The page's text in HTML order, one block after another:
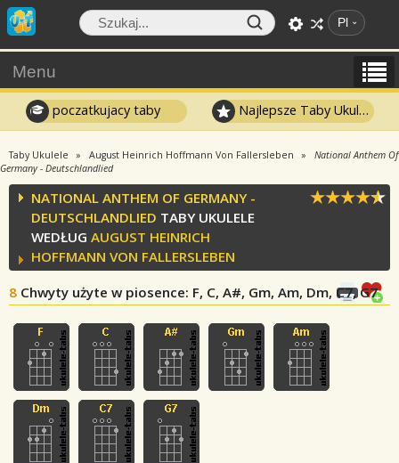
Pl
Menu
poczatkujacy taby Najlepsze Taby Ukulele
Taby Ukulele August Heinrich Hoffmann Von Fallersleben
National Anthem Of
Germany - Deutschlandlied
NATIONAL ANTHEM OF GERMANY -
DEUTSCHLANDLIED TABY UKULELE
WEDŁUG AUGUST HEINRICH
HOFFMANN VON FALLERSLEBEN
8 Chwyty użyte w piosence: F, C, A#, Gm, Am, Dm, C7, G7